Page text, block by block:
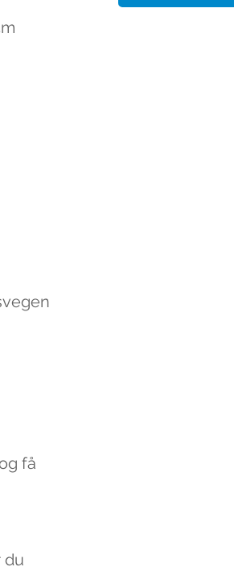
få
du